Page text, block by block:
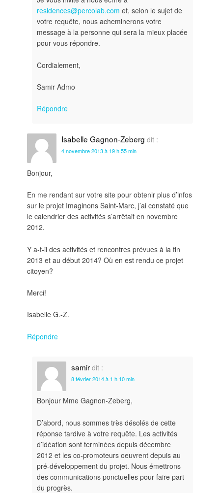
residences@percolab.com et, selon le sujet de
votre requête, nous acheminerons votre
message à la personne qui sera la mieux placée
pour vous répondre.
Cordialement,
Samir Admo
Répondre
Isabelle Gagnon-Zeberg dit :
4 novembre 2013 à 19 h 55 min
Bonjour,
En me rendant sur votre site pour obtenir plus d’infos
sur le projet Imaginons Saint-Marc, j’ai constaté que
le calendrier des activités s’arrêtait en novembre
2012.
Y a-t-il des activités et rencontres prévues à la fin
2013 et au début 2014? Où en est rendu ce projet
citoyen?
Merci!
Isabelle G.-Z.
Répondre
samir dit :
8 février 2014 à 1 h 10 min
Bonjour Mme Gagnon-Zeberg,
D’abord, nous sommes très désolés de cette
réponse tardive à votre requête. Les activités
d’idéation sont terminées depuis décembre
2012 et les co-promoteurs oeuvrent depuis au
pré-développement du projet. Nous émettrons
des communications ponctuelles pour faire part
du progrès.